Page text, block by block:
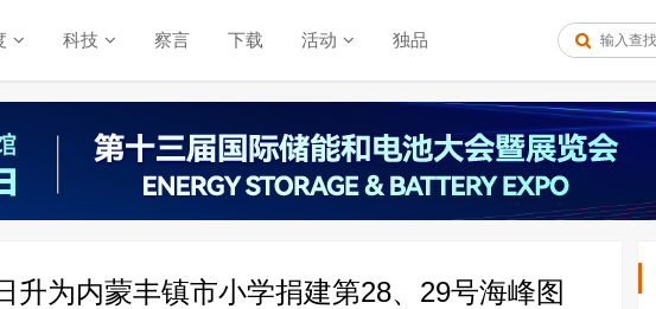
科技 察言 下载 活动 独品
升为内蒙丰镇市小学捐建第28、29号海峰图